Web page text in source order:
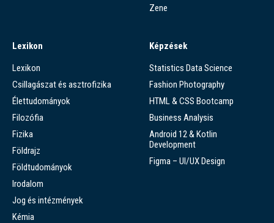
Zene
Lexikon
Lexikon
Csillagászat és asztrofizika
Élettudományok
Filozófia
Fizika
Földrajz
Földtudományok
Irodalom
Jog és intézmények
Kémia
Képzések
Statistics Data Science
Fashion Photography
HTML & CSS Bootcamp
Business Analysis
Android 12 & Kotlin
Development
Figma – UI/UX Design